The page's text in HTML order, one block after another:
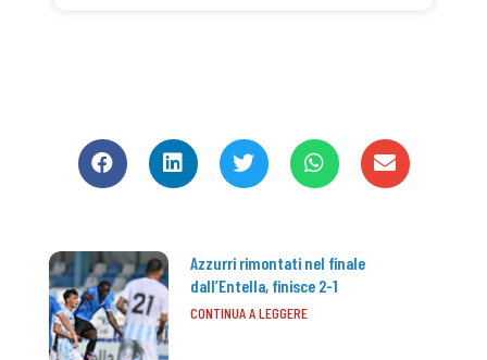
Azzurri rimontati nel finale
dall’Entella, finisce 2-1
CONTINUA A LEGGERE